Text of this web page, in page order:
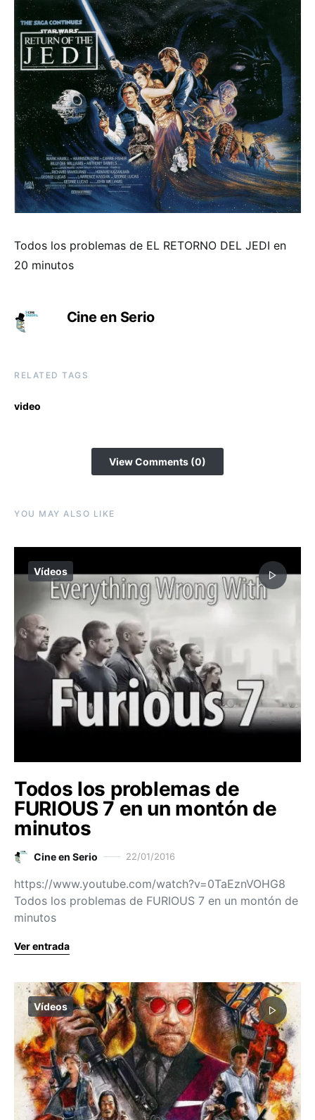
Todos los problemas de EL RETORNO DEL JEDI en
20 minutos
Cine en Serio
RELATED TAGS
video
View Comments (0)
YOU MAY ALSO LIKE
Vídeos
Todos los problemas de
FURIOUS 7 en un montón de
minutos
Cine en Serio 22/01/2016
https://www.youtube.com/watch?v=0TaEznVOHG8
Todos los problemas de FURIOUS 7 en un montón de
minutos
Ver entrada
Vídeos